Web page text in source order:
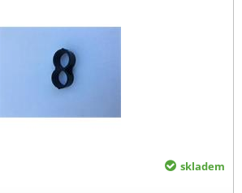
skladem